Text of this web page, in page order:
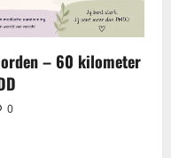
– 60 kilometer
0